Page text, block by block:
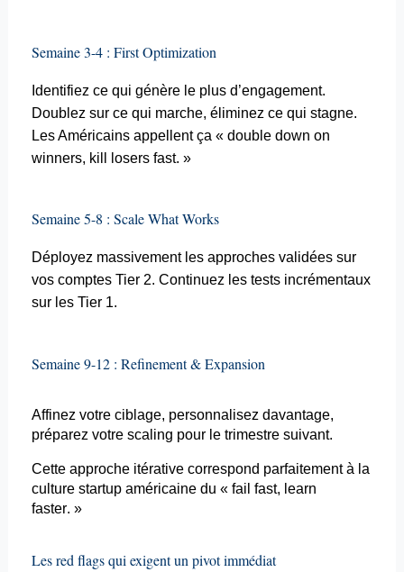
Semaine 3-4 : FirstOptimization
Identifiez ce qui génère le plus d’engagement.
Doublez sur ce qui marche, éliminez ce qui stagne.
Les Américains appellent ça « double down on
winners, kill losers fast. »
Semaine 5-8 : Scale WhatWorks
Déployez massivement les approches validées sur
vos comptes Tier 2. Continuez les tests incrémentaux
sur les Tier 1.
Semaine 9-12 : Refinement& Expansion
Affinez votre ciblage, personnalisez davantage,
préparez votre scaling pour le trimestre suivant.
Cette approche itérative correspond parfaitement à la
culture startup américaine du « fail fast, learn
faster. »
Lesred flags qui exigent un pivot immédiat